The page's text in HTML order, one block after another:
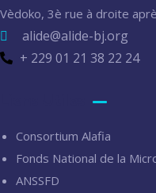
Vèdoko, 3è rue à droite
alide@alide-bj.org
+ 229 01 21 38 22 24
Consortium Alafia
Fonds National de la
ANSSFD